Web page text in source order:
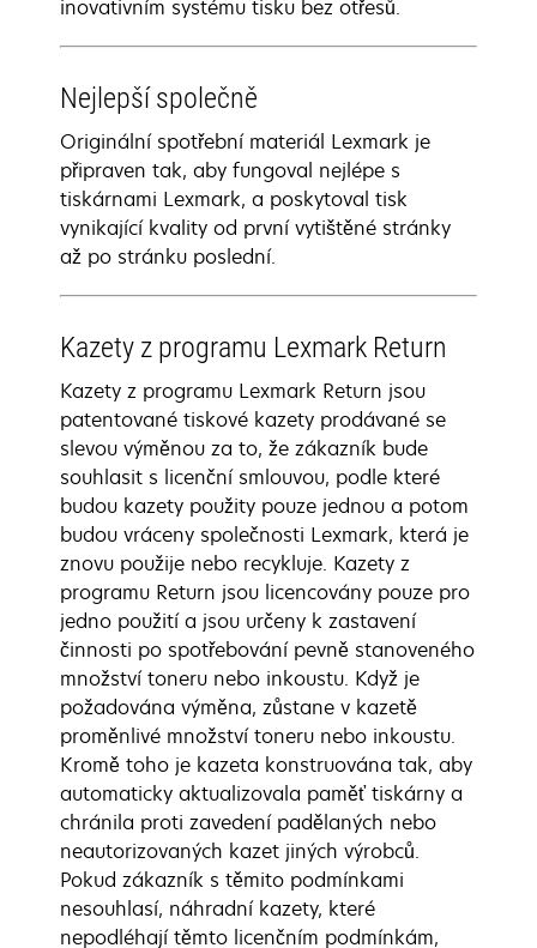
inovativním systému tisku bez otřesů.
Nejlepší společně
Originální spotřební materiál Lexmark je
připraven tak, aby fungoval nejlépe s
tiskárnami Lexmark, a poskytoval tisk
vynikající kvality od první vytištěné stránky
až po stránku poslední.
Kazety z programu Lexmark Return
Kazety z programu Lexmark Return jsou
patentované tiskové kazety prodávané se
slevou výměnou za to, že zákazník bude
souhlasit s licenční smlouvou, podle které
budou kazety použity pouze jednou a potom
budou vráceny společnosti Lexmark, která je
znovu použije nebo recykluje. Kazety z
programu Return jsou licencovány pouze pro
jedno použití a jsou určeny k zastavení
činnosti po spotřebování pevně stanoveného
množství toneru nebo inkoustu. Když je
požadována výměna, zůstane v kazetě
proměnlivé množství toneru nebo inkoustu.
Kromě toho je kazeta konstruována tak, aby
automaticky aktualizovala paměť tiskárny a
chránila proti zavedení padělaných nebo
neautorizovaných kazet jiných výrobců.
Pokud zákazník s těmito podmínkami
nesouhlasí, náhradní kazety, které
nepodléhají těmto licenčním podmínkám,